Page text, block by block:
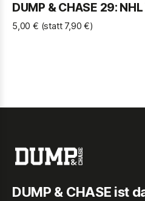
DUMP & CHASE 29:
5,00 € (statt 7,90 €)
DUMP & CHASE ist